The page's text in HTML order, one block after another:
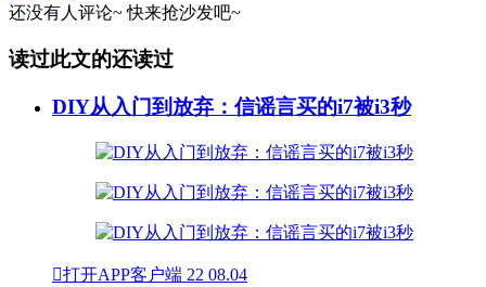
还没有人评论~ 快来抢沙发吧~
读过此文的还读过
DIY从入门到放弃：信谣言买的i7被i3秒
打开APP客户端 22 08.04